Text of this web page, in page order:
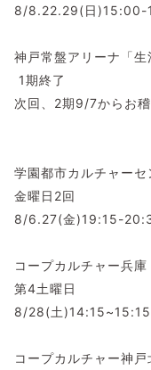
8/8.22.29(日)15:00-
神戸常盤アリーナ「生
1期終了
次回、2期9/7からお稽
学園都市カルチャーセ
金曜日2回
8/6.27(金)19:15-
コープカルチャー兵
第4土曜日
8/28(土)14:15~15:15
コープカルチャー神戸